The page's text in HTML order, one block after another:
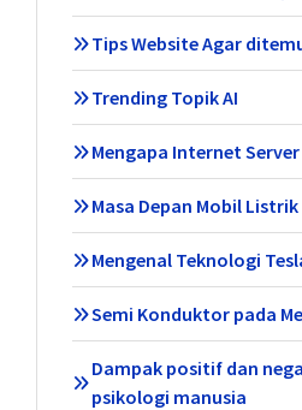
Tips Website Agar
Trending Topik AI
Mengapa Internet
Masa Depan Mobil Listrik
Mengenal Teknologi
Semi Konduktor pada
Dampak positif dan
psikologi manusia